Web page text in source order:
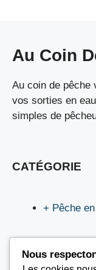
Au Coin
Au coin de pêche
vos sorties en
simples de
CATÉGORIE
+ Pêche
Nous